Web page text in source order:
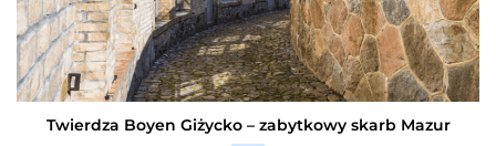
Twierdza Boyen Giżycko – zabytkowy skarb Mazur